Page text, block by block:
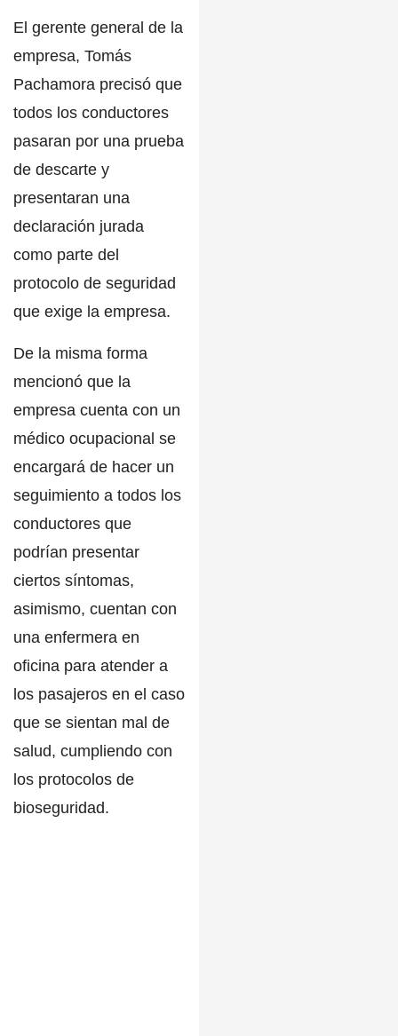
El gerente general de la
empresa, Tomás
Pachamora precisó que
todos los conductores
pasaran por una prueba
de descarte y
presentaran una
declaración jurada
como parte del
protocolo de seguridad
que exige la empresa.
De la misma forma
mencionó que la
empresa cuenta con un
médico ocupacional se
encargará de hacer un
seguimiento a todos los
conductores que
podrían presentar
ciertos síntomas,
asimismo, cuentan con
una enfermera en
oficina para atender a
los pasajeros en el caso
que se sientan mal de
salud, cumpliendo con
los protocolos de
bioseguridad.